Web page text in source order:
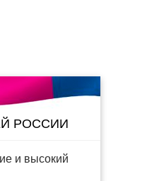
РОССИИ
и высокий